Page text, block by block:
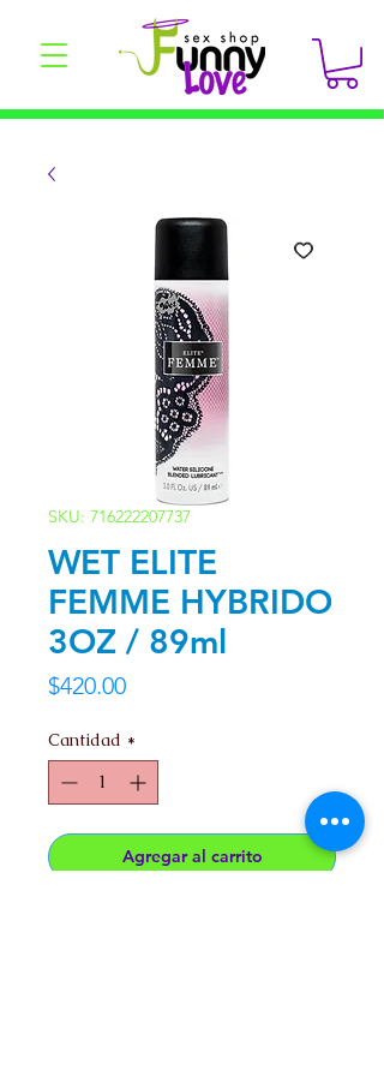
SKU: 716222207737
WET ELITE
FEMME HYBRIDO
3OZ / 89ml
$420.00Precio
Cantidad *
Agregar al carrito